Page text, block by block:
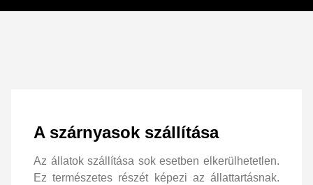
A szárnyasok szállítása
Az állatok szállítása sok esetben elkerülhetetlen.
Ez természetes részét képezi az állattartásnak.